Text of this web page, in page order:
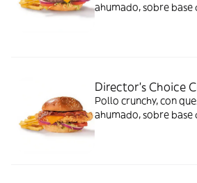
ahumado, sobre
Director's Choice
Pollo crunchy, con queso cheddar y bacon
ahumado, sobre